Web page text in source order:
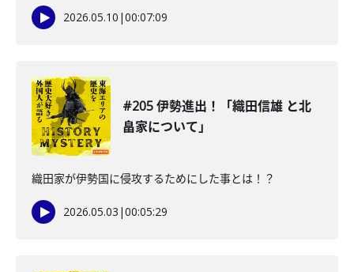
2026.05.10 |00:07:09
#205 伊勢進出！「織田信雄 と北
畠家について」
織田家が伊勢国に侵攻するためにした事とは！？
2026.05.03 |00:05:29